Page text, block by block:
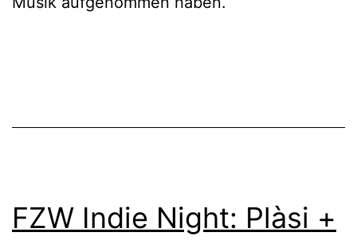
FZW Indie Night: Plàsi +